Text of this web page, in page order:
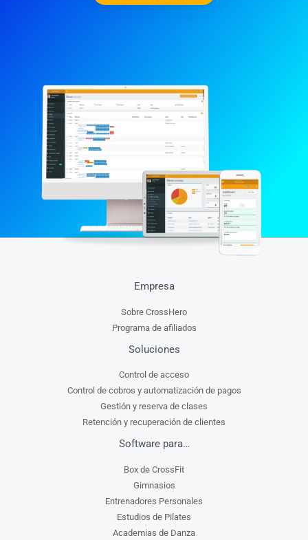
Empresa
Sobre CrossHero
Programa de afiliados
Soluciones
Control de acceso
Control de cobros y automatización de pagos
Gestión y reserva de clases
Retención y recuperación de clientes
Software para…
Box de CrossFit
Gimnasios
Entrenadores Personales
Estudios de Pilates
Academias de Danza